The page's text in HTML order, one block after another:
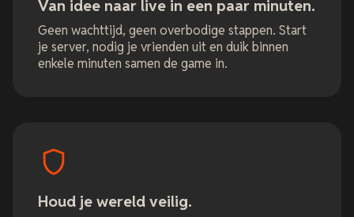
Van idee naar live in een paar minuten.
Geen wachttijd, geen overbodige stappen. Start
je server, nodig je vrienden uit en duik binnen
enkele minuten samen de game in.
Houd je wereld veilig.